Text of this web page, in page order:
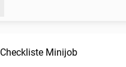
Checkliste Minijob